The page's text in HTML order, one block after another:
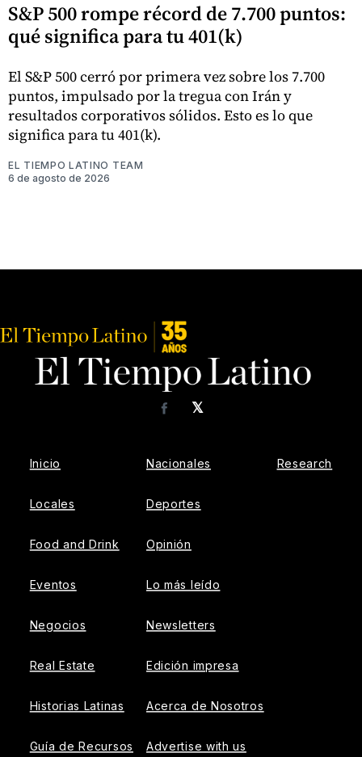
S&P 500 rompe récord de 7.700 puntos:
qué significa para tu 401(k)
El S&P 500 cerró por primera vez sobre los 7.700
puntos, impulsado por la tregua con Irán y
resultados corporativos sólidos. Esto es lo que
significa para tu 401(k).
EL TIEMPO LATINO TEAM
6 de agosto de 2026
𝕏
Facebook
Inicio
Locales
Food and Drink
Eventos
Negocios
Real Estate
Historias Latinas
Guía de Recursos
Nacionales
Deportes
Opinión
Lo más leído
Newsletters
Edición impresa
Acerca de Nosotros
Advertise with us
Research